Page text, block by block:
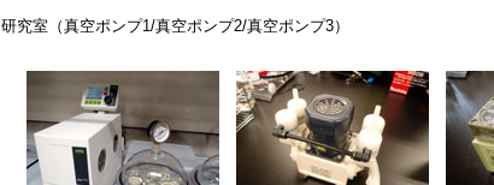
研究室（真空ポンプ1/真空ポンプ2/真空ポンプ3）